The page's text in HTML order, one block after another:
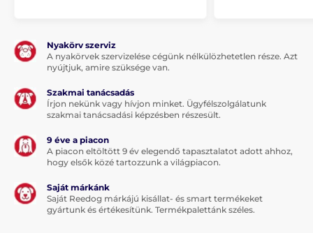
Hatótávolság
Nyakörv szerviz
A nyakörvek szervizelése cégünk nélkülözhetetlen része. Azt
nyújtjuk, amire szüksége van.
Szakmai tanácsadás
Írjon nekünk vagy hívjon minket. Ügyfélszolgálatunk
szakmai tanácsadási képzésben részesült.
9 éve a piacon
A piacon eltöltött 9 év elegendő tapasztalatot adott ahhoz,
hogy elsők közé tartozzunk a világpiacon.
Saját márkánk
Saját Reedog márkájú kisállat- és smart termékeket
gyártunk és értékesítünk. Termékpalettánk széles.